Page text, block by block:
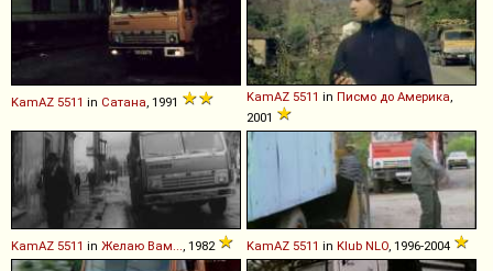
KamAZ 5511 in Сатана, 1991 KamAZ 5511 in Писмо до Америка,
2001
KamAZ 5511 in Желаю Вам..., 1982 KamAZ 5511 in Klub NLO, 1996-2004